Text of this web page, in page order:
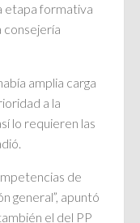
etapa formativa
consejería
amplia carga
a la
lo requieren las
de
general”, apuntó
el del PP